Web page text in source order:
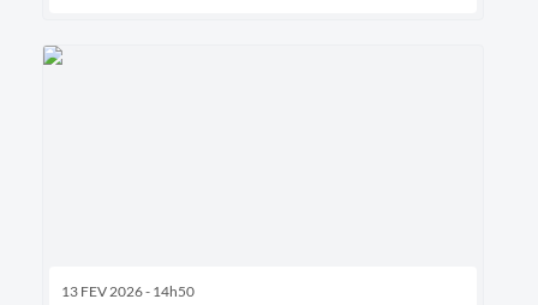
13 FEV 2026 - 14h50